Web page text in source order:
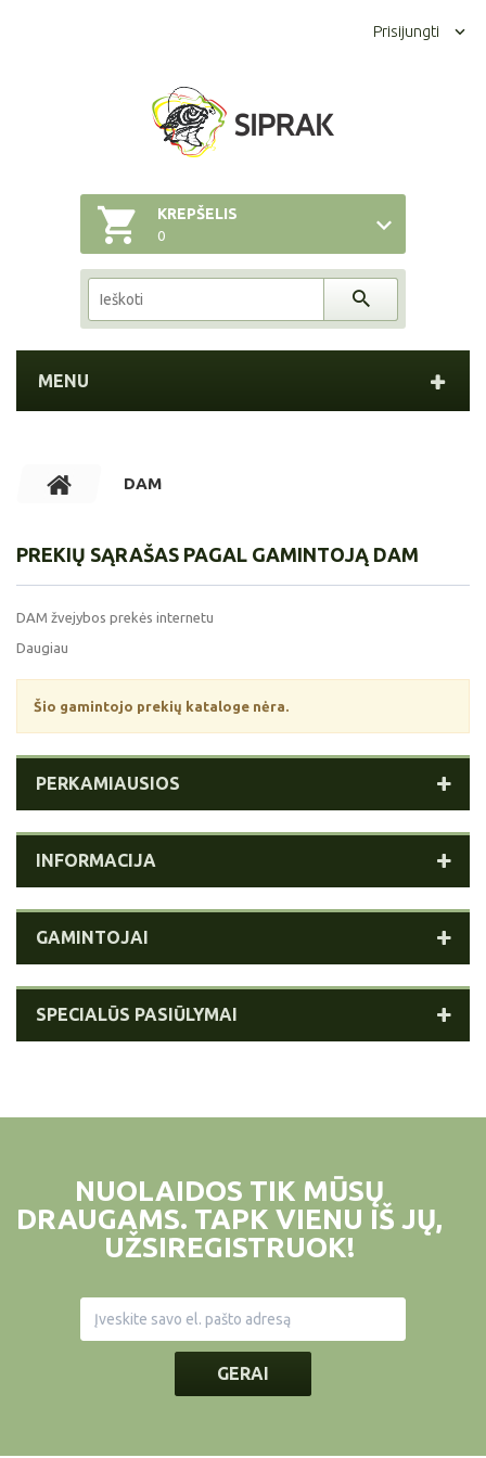
Prisijungti
KREPŠELIS
0
MENU
DAM
PREKIŲ SĄRAŠAS PAGAL GAMINTOJĄ DAM
DAM žvejybos prekės internetu
Daugiau
Šio gamintojo prekių kataloge nėra.
PERKAMIAUSIOS
INFORMACIJA
GAMINTOJAI
SPECIALŪS PASIŪLYMAI
NUOLAIDOS TIK MŪSŲ
DRAUGAMS. TAPK VIENU IŠ JŲ,
UŽSIREGISTRUOK!
GERAI